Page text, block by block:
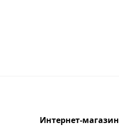
Интернет-магазин